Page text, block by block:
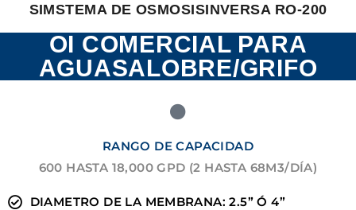
SIMSTEMA DE OSMOSISINVERSA RO-200
OI COMERCIAL PARA
AGUASALOBRE/GRIFO
RANGO DE CAPACIDAD
600 HASTA 18,000 GPD (2 HASTA 68M3/DÍA)
DIAMETRO DE LA MEMBRANA: 2.5” Ó 4”